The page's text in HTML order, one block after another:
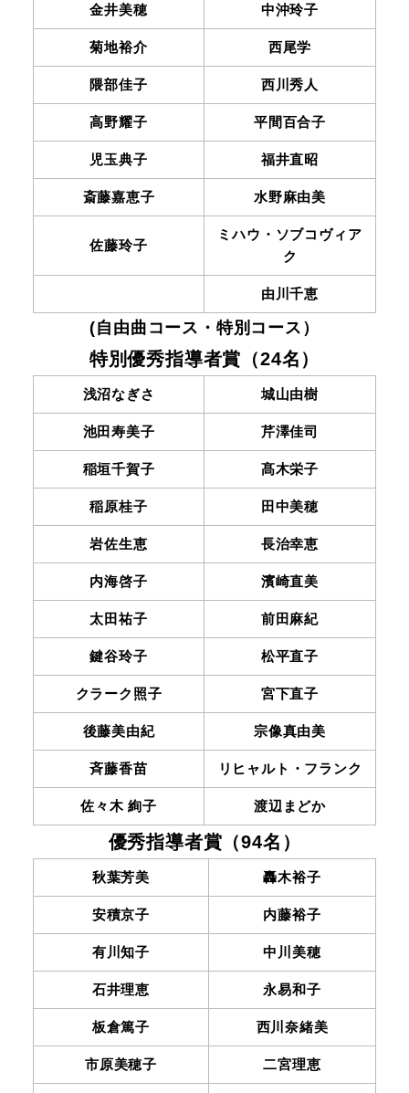
金井美穂 中沖玲子
菊地裕介 西尾学
隈部佳子 西川秀人
高野耀子 平間百合子
児玉典子 福井直昭
斎藤嘉恵子 水野麻由美
佐藤玲子
ミハウ・ソブコヴィア
ク
由川千恵
(自由曲コース・特別コース）
特別優秀指導者賞（24名）
浅沼なぎさ 城山由樹
池田寿美子 芹澤佳司
稲垣千賀子 髙木栄子
稲原桂子 田中美穂
岩佐生恵 長治幸恵
内海啓子 濱崎直美
太田祐子 前田麻紀
鍵谷玲子 松平直子
クラーク照子 宮下直子
後藤美由紀 宗像真由美
斉藤香苗 リヒャルト・フランク
佐々木 絢子 渡辺まどか
優秀指導者賞（94名）
秋葉芳美 轟木裕子
安積京子 内藤裕子
有川知子 中川美穂
石井理恵 永易和子
板倉篤子 西川奈緒美
市原美穂子 二宮理恵